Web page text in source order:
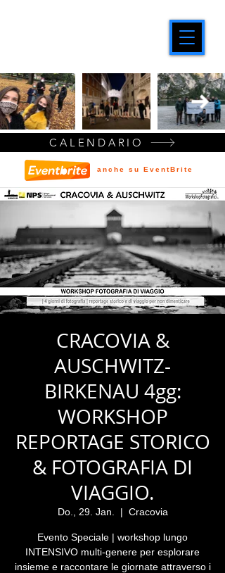
CRACOVIA &
AUSCHWITZ-
BIRKENAU 4gg:
WORKSHOP
REPORTAGE STORICO
& FOTOGRAFIA DI
VIAGGIO.
Do., 29. Jan.
  |
Cracovia
Evento Speciale | workshop lungo
INTENSIVO multi-genere per esplorare
insieme e raccontare le giornate attraverso i
CALENDARIO
anche su EventBrite